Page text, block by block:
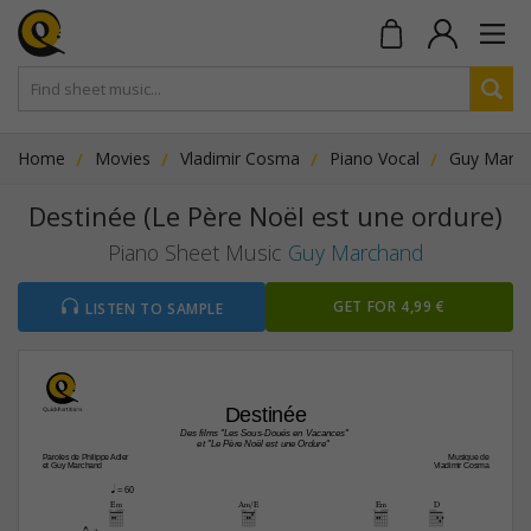
Home Movies Vladimir Cosma Piano Vocal Guy
Destinée (Le Père Noël est une ordure)
Piano Sheet Music Guy Marchand
LISTEN TO SAMPLE GET FOR 4,99 €
Destinée
Paroles de Philippe Adler
et Guy Marchand
Musique de
Vladimir Cosma
E‹ A‹/E E‹ D
q = 60
Des films "Les Sous-Doués en Vacances"
et "Le Père Noël est une Ordure"